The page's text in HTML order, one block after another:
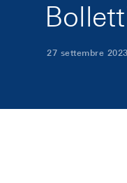
27 settembre 2023